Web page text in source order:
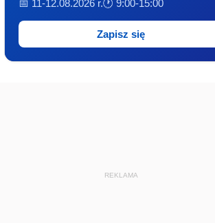
📅 11-12.08.2026 r.🕐 9:00-15:00
Zapisz się
REKLAMA